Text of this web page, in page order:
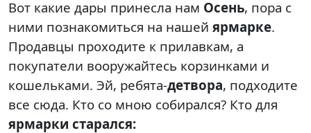
Вот какие дары принесла нам Осень, пора с
ними познакомиться на нашей ярмарке.
Продавцы проходите к прилавкам, а
покупатели вооружайтесь корзинками и
кошельками. Эй, ребята-детвора, подходите
все сюда. Кто со мною собирался? Кто для
ярмарки старался: